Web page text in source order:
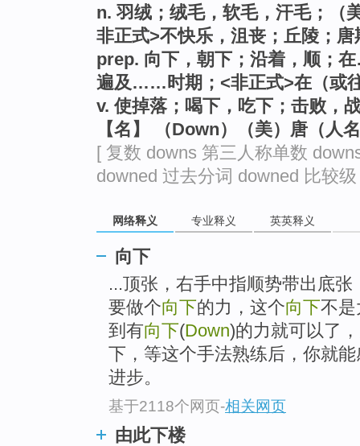
n. 羽绒；绒毛，软毛，汗毛；（
非正式>不快乐，沮丧；丘陵；
prep. 向下，朝下；沿着，顺
遍及……时期；<非正式>在（或
v. 使掉落；喝下，吃下；击败，
【名】 （Down）（美）唐（人
[ 复数 downs 第三人称单数
downed 过去分词 downed 比较
网络释义 专业释义 英英释义
向下
...顶张，右手中指顺势带出底
要做个向下的力，这个向下不
到有向下(Down)的力就可以了
下，等这个手法熟练后，你就
进步。
基于2118个网页-相关网页
由此下楼